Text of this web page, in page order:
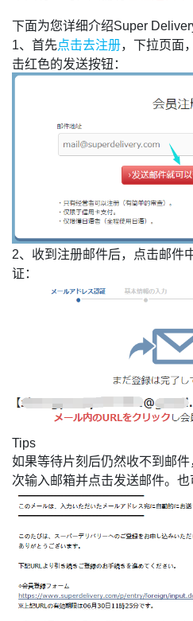
下面为您详细介绍Super
1、首先点击去注册，下拉页面
击红色的发送按钮：
2、收到注册邮件后，点击邮件
证：
Tips
如果等待片刻后仍然收不到邮
次输入邮箱并点击发送邮件。也